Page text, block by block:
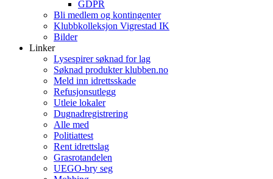
GDPR
Bli medlem og kontingenter
Klubbkolleksjon Vigrestad IK
Bilder
Linker
Lysespirer søknad for lag
Søknad produkter klubben.no
Meld inn idrettsskade
Refusjonsutlegg
Utleie lokaler
Dugnadregistrering
Alle med
Politiattest
Rent idrettslag
Grasrotandelen
UEGO-bry seg